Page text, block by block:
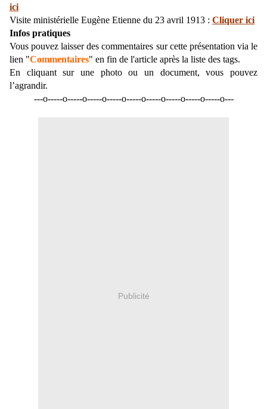
ici
Visite ministérielle Eugène Etienne du 23 avril 1913 : Cliquer ici
Infos pratiques
Vous pouvez laisser des commentaires sur cette présentation via le
lien "Commentaires" en fin de l'article après la liste des tags.
En cliquant sur une photo ou un document, vous pouvez
l’agrandir.
---o-----o-----o-----o-----o-----o-----o-----o-----o-----o---
Publicité